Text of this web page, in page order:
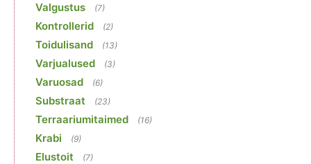
Valgustus (7)
Kontrollerid (2)
Toidulisand (13)
Varjualused (3)
Varuosad (6)
Substraat (23)
Terraariumitaimed (16)
Krabi (9)
Elustoit (7)